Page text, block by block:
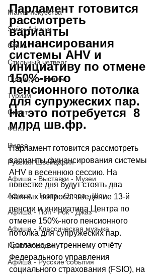
Магия искусства
Swiss Афиша
Стиль
Стильный четверг
Природа - Климат
Туризм
Спорт
Фото
Видео
Русская Швейцария
Афиша - Выставки - Музеи
Афиша - Театр - Опера - Шоу
Афиша - Поп - Рок - Джаз
Афиша - Классическая музыка
Правопорядок
Афиша - Русские события
Парламент готовится
рассмотреть
варианты
финансирования
системы AHV и
инициативу по отмене
150%-ного
пенсионного потолка
для супружеских пар.
На это потребуется  8
млрд шв.фр.
Парламент готовится рассмотреть
варианты финансирования системы
AHV в весеннюю сессию. На
повестке дня будут стоять два
важных вопроса: введение 13-й
пенсии и инициатива Центра по
отмене 150%-ного пенсионного
потолка для супружеских пар.
Согласно внутреннему отчёту
Федерального управления
социального страхования (FSIO), на